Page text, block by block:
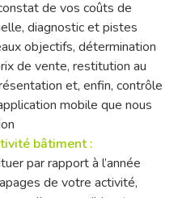
de vos coûts de
diagnostic et pistes
objectifs, détermination
de vente, restitution au
et, enfin, contrôle
mobile que nous
bâtiment :
par rapport à l’année
de votre activité,